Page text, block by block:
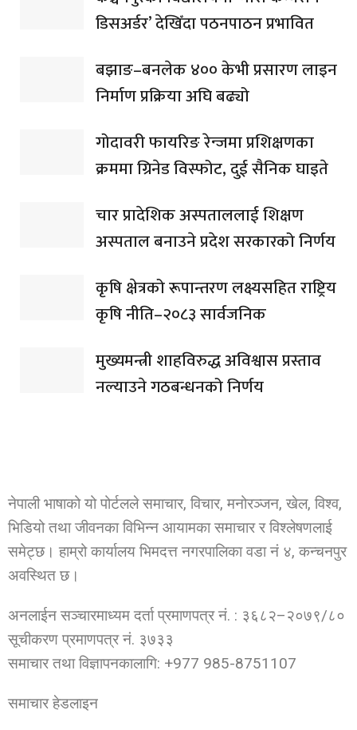
डिसअर्डर’ देखिँदा पठनपाठन प्रभावित
बझाङ–बनलेक ४०० केभी प्रसारण लाइन
निर्माण प्रक्रिया अघि बढ्यो
गोदावरी फायरिङ रेन्जमा प्रशिक्षणका
क्रममा ग्रिनेड विस्फोट, दुई सैनिक घाइते
चार प्रादेशिक अस्पताललाई शिक्षण
अस्पताल बनाउने प्रदेश सरकारको निर्णय
कृषि क्षेत्रको रूपान्तरण लक्ष्यसहित राष्ट्रिय
कृषि नीति–२०८३ सार्वजनिक
मुख्यमन्त्री शाहविरुद्ध अविश्वास प्रस्ताव
नल्याउने गठबन्धनको निर्णय
नेपाली भाषाको यो पोर्टलले समाचार, विचार, मनोरञ्जन, खेल, विश्व,
भिडियो तथा जीवनका विभिन्न आयामका समाचार र विश्लेषणलाई
समेट्छ। हाम्रो कार्यालय भिमदत्त नगरपालिका वडा नं ४, कन्चनपुर
अवस्थित छ।
अनलाईन सञ्चारमाध्यम दर्ता प्रमाणपत्र नं. : ३६८२–२०७९/८०
सूचीकरण प्रमाणपत्र नं. ३७३३
समाचार तथा विज्ञापनकालागि: +977 985-8751107
समाचार हेडलाइन